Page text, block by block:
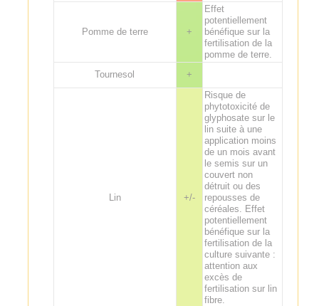
Pomme de terre +
Effet
potentiellement
bénéfique sur la
fertilisation de la
pomme de terre.
Tournesol
+
Lin +/-
Risque de
phytotoxicité de
glyphosate sur le
lin suite à une
application moins
de un mois avant
le semis sur un
couvert non
détruit ou des
repousses de
céréales. Effet
potentiellement
bénéfique sur la
fertilisation de la
culture suivante :
attention aux
excès de
fertilisation sur lin
fibre.